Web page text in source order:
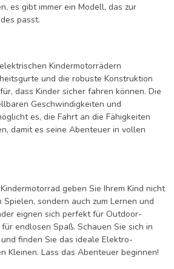
es gibt immer ein Modell, das zur
passt.
Kindermotorrädern
und die robuste Konstruktion
dass Kinder sicher fahren können. Die
Geschwindigkeiten und
es, die Fahrt an die Fähigkeiten
damit es seine Abenteuer in vollen
geben Sie Ihrem Kind nicht
sondern auch zum Lernen und
eignen sich perfekt für Outdoor-
endlosen Spaß. Schauen Sie sich in
finden Sie das ideale Elektro-
Kleinen. Lass das Abenteuer beginnen!